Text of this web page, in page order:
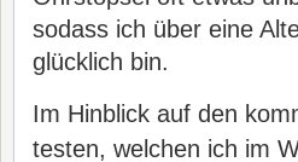
sodass ich über eine
glücklich bin.
Im Hinblick auf den
testen, welchen ich im